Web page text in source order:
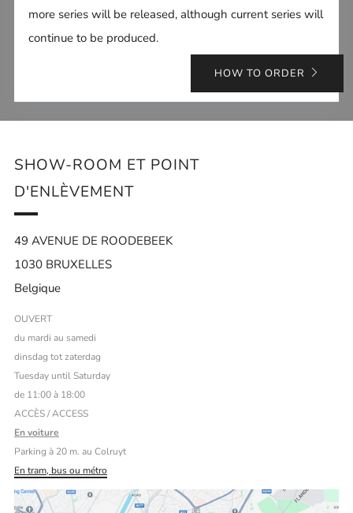
more series will be released, although current series will
continue to be produced.
HOW TO ORDER
SHOW-ROOM ET POINT
D'ENLÈVEMENT
49 AVENUE DE ROODEBEEK
1030 BRUXELLES
Belgique
OUVERT
du mardi au samedi
dinsdag tot zaterdag
Tuesday until Saturday
de 11:00 à 18:00
ACCÈS / ACCESS
En voiture
Parking à 20 m. au Colruyt
En tram, bus ou métro